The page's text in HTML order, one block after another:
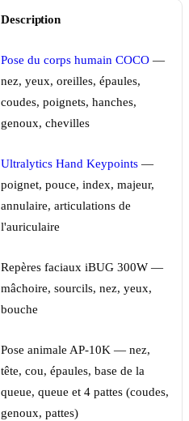
Description
Pose du corps humain COCO —
nez, yeux, oreilles, épaules,
coudes, poignets, hanches,
genoux, chevilles
Ultralytics Hand Keypoints —
poignet, pouce, index, majeur,
annulaire, articulations de
l'auriculaire
Repères faciaux iBUG 300W —
mâchoire, sourcils, nez, yeux,
bouche
Pose animale AP-10K — nez,
tête, cou, épaules, base de la
queue, queue et 4 pattes (coudes,
genoux, pattes)